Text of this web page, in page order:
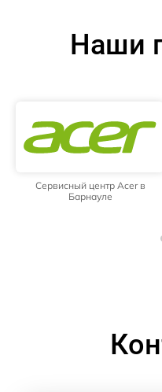
Наши
Сервисный центр Acer в
Барнауле